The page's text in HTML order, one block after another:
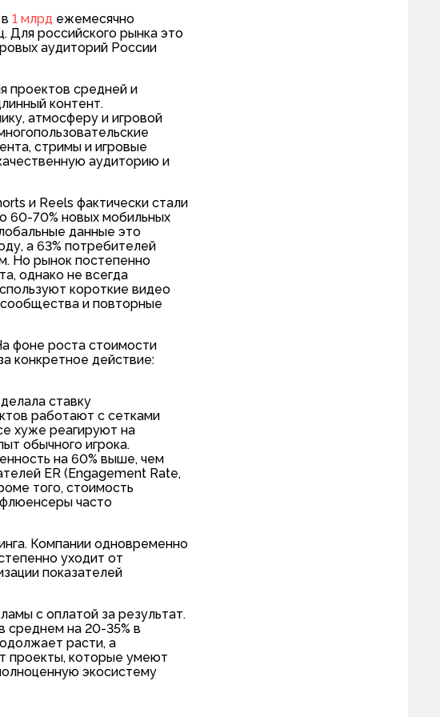
1 млрд ежемесячно
Для российского рынка это
аудиторий России
проектов средней и
контент.
атмосферу и игровой
стримы и игровые
аудиторию и
и Reels фактически стали
60-70% новых мобильных
данные это
а 63% потребителей
Но рынок постепенно
однако не всегда
короткие видео
сообщества и повторные
фоне роста стоимости
конкретное действие:
ставку
работают с сетками
хуже реагируют на
обычного игрока.
на 60% выше, чем
ER (Engagement Rate,
того, стоимость
часто
Компании одновременно
уходит от
показателей
с оплатой за результат.
среднем на 20-35% в
расти, а
проекты, которые умеют
экосистему